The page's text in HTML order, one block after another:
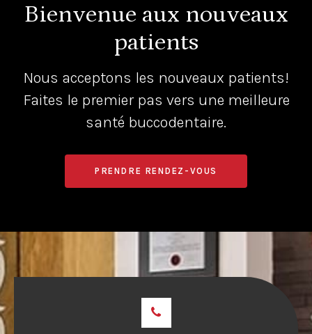
Bienvenue aux nouveaux
patients
Nous acceptons les nouveaux patients!
Faites le premier pas vers une meilleure
santé buccodentaire.
PRENDRE RENDEZ-VOUS